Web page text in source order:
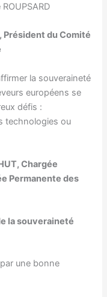
Président du Comité
la souveraineté
européens se
défis :
technologies ou
Chargée
Permanente des
la souveraineté
une bonne